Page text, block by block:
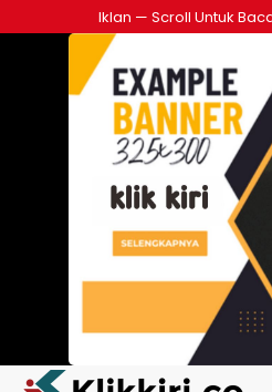
ke
Iklan — Scroll Untuk